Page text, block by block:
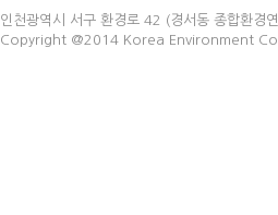
인천광역시 서구 환경로 42 (경서동 종합
Copyright @2014 Korea Environment